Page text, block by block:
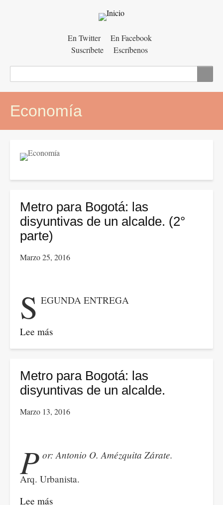
En Twitter
En Facebook
Suscríbete
Escríbenos
Economía
Metro para Bogotá: las
disyuntivas de un alcalde. (2°
parte)
Marzo 25, 2016
S EGUNDA ENTREGA
Lee más
Metro
Bogotá:
las
de
(2°
Metro para Bogotá: las
disyuntivas de un alcalde.
Marzo 13, 2016
P or: Antonio O. Amézquita Zárate.
Arq. Urbanista.
Lee más